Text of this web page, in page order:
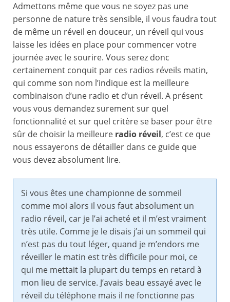
Admettons même que vous ne soyez pas une
personne de nature très sensible, il vous faudra tout
de même un réveil en douceur, un réveil qui vous
laisse les idées en place pour commencer votre
journée avec le sourire. Vous serez donc
certainement conquit par ces radios réveils matin,
qui comme son nom l’indique est la meilleure
combinaison d’une radio et d’un réveil. A présent
vous vous demandez surement sur quel
fonctionnalité et sur quel critère se baser pour être
sûr de choisir la meilleure radio réveil, c’est ce que
nous essayerons de détailler dans ce guide que
vous devez absolument lire.
Si vous êtes une championne de sommeil
comme moi alors il vous faut absolument un
radio réveil, car je l’ai acheté et il m’est vraiment
très utile. Comme je le disais j’ai un sommeil qui
n’est pas du tout léger, quand je m’endors me
réveiller le matin est très difficile pour moi, ce
qui me mettait la plupart du temps en retard à
mon lieu de service. J’avais beau essayé avec le
réveil du téléphone mais il ne fonctionne pas